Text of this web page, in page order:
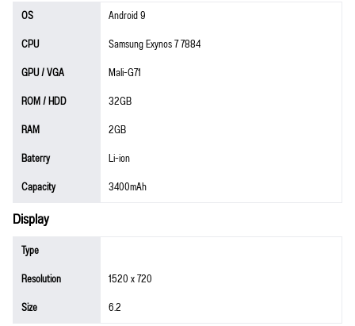
OS
Android 9
CPU
Samsung Exynos 7 7884
GPU / VGA
Mali-G71
ROM / HDD
32GB
RAM
2GB
Baterry
Li-ion
Capacity
3400mAh
Display
Type
Resolution
1520 x 720
Size
6.2